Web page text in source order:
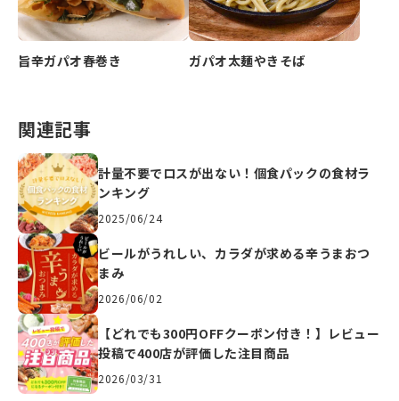
旨辛ガパオ春巻き ガパオ太麺やきそば
関連記事
計量不要でロスが出ない！個食パックの食材ラ
ンキング
2025/06/24
ビールがうれしい、カラダが求める辛うまおつ
まみ
2026/06/02
【どれでも300円OFFクーポン付き！】レビュー
投稿で400店が評価した注目商品
2026/03/31